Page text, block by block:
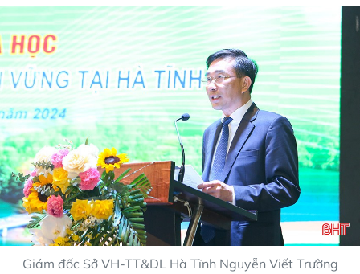
Giám đốc Sở VH-TT&DL Hà Tĩnh Nguyễn Viết Trường